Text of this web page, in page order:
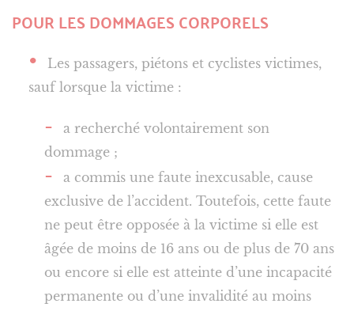
POUR LES DOMMAGES CORPORELS
Les passagers, piétons et cyclistes victimes,
sauf lorsque la victime :
a recherché volontairement son
dommage ;
a commis une faute inexcusable, cause
exclusive de l’accident. Toutefois, cette faute
ne peut être opposée à la victime si elle est
âgée de moins de 16 ans ou de plus de 70 ans
ou encore si elle est atteinte d’une incapacité
permanente ou d’une invalidité au moins